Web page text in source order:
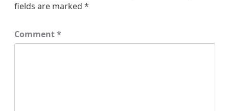
fields are marked *
Comment*